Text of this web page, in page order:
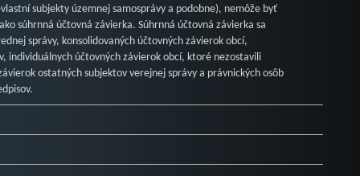
subjekty územnej samosprávy a podobne), nemôže byť
súhrnná účtovná závierka. Súhrnná účtovná závierka sa
správy, konsolidovaných účtovných závierok obcí,
individuálnych účtovných závierok obcí, ktoré nezostavili
ostatných subjektov verejnej správy a právnických osôb